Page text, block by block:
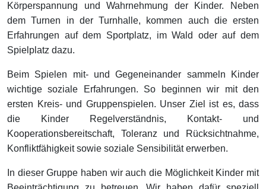
Körperspannung und Wahrnehmung der Kinder. Neben
dem Turnen in der Turnhalle, kommen auch die ersten
Erfahrungen auf dem Sportplatz, im Wald oder auf dem
Spielplatz dazu.
Beim Spielen mit- und Gegeneinander sammeln Kinder
wichtige soziale Erfahrungen. So beginnen wir mit den
ersten Kreis- und Gruppenspielen. Unser Ziel ist es, dass
die Kinder Regelverständnis, Kontakt- und
Kooperationsbereitschaft, Toleranz und Rücksichtnahme,
Konfliktfähigkeit sowie soziale Sensibilität erwerben.
In dieser Gruppe haben wir auch die Möglichkeit Kinder mit